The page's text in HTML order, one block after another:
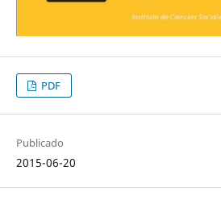
PDF
Publicado
2015-06-20